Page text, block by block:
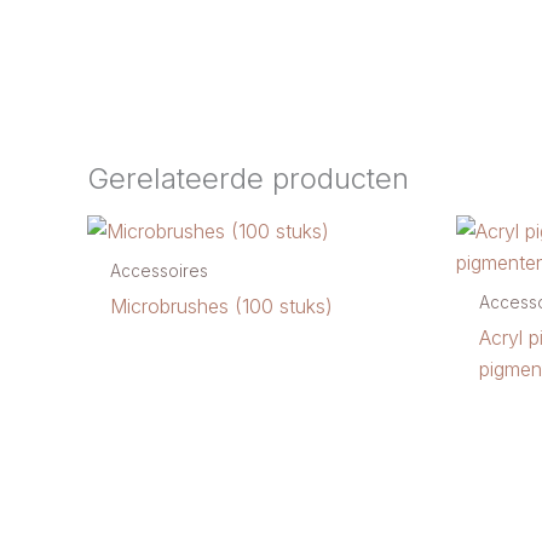
Gerelateerde producten
Accessoires
Microbrushes (100 stuks)
Acryl